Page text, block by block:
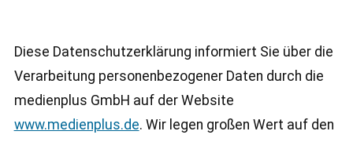
Diese Datenschutzerklärung informiert Sie über die
Verarbeitung personenbezogener Daten durch die
medienplus GmbH auf der Website
www.medienplus.de. Wir legen großen Wert auf den